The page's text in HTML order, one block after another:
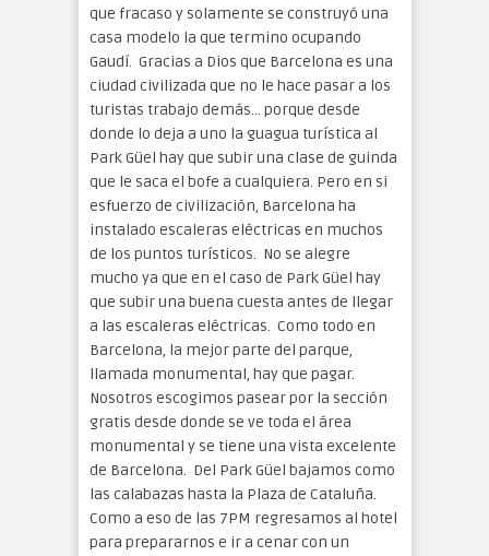
que fracaso y solamente se construyó una
casa modelo la que termino ocupando
Gaudí. Gracias a Dios que Barcelona es una
ciudad civilizada que no le hace pasar a los
turistas trabajo demás… porque desde
donde lo deja a uno la guagua turística al
Park Güel hay que subir una clase de guinda
que le saca el bofe a cualquiera. Pero en si
esfuerzo de civilización, Barcelona ha
instalado escaleras eléctricas en muchos
de los puntos turísticos. No se alegre
mucho ya que en el caso de Park Güel hay
que subir una buena cuesta antes de llegar
a las escaleras eléctricas. Como todo en
Barcelona, la mejor parte del parque,
llamada monumental, hay que pagar.
Nosotros escogimos pasear por la sección
gratis desde donde se ve toda el área
monumental y se tiene una vista excelente
de Barcelona. Del Park Güel bajamos como
las calabazas hasta la Plaza de Cataluña.
Como a eso de las 7PM regresamos al hotel
para prepararnos e ir a cenar con un